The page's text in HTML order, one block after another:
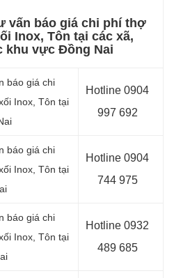
vấn báo giá chi phí thợ
Inox, Tôn tại các xã,
khu vực Đồng Nai
báo giá chi
Inox, Tôn tại
Hotline 0904
997 692
báo giá chi
Inox, Tôn tại
Hotline 0904
744 975
báo giá chi
Inox, Tôn tại
Hotline 0932
489 685